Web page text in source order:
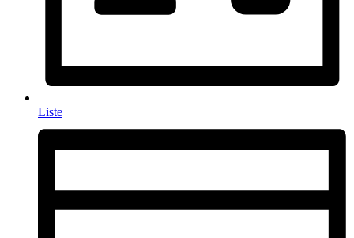
Liste